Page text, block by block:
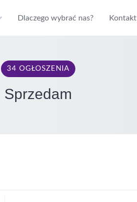
Dlaczego wybrać nas? Kontakt
34 OGŁOSZENIA
Sprzedam